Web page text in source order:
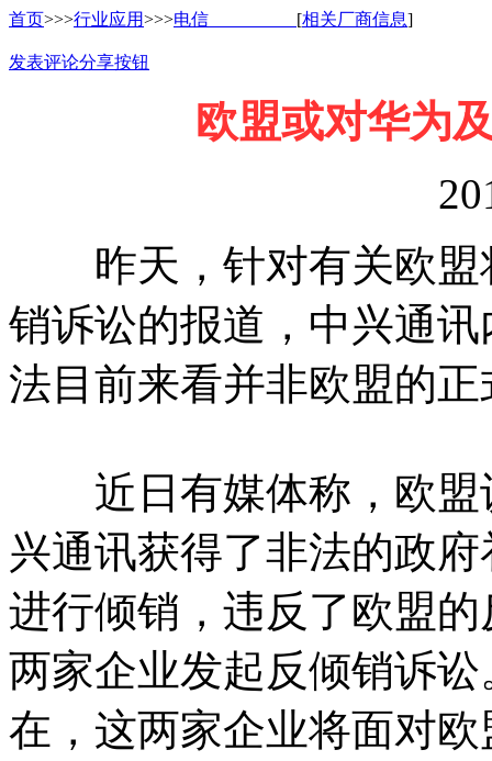
首页>>>行业应用>>>电信 [相关厂商信息]
发表评论分享按钮
欧盟或对华为
昨天，针对有关欧盟
销诉讼的报道，中兴通
法目前来看并非欧盟的
近日有媒体称，欧盟
兴通讯获得了非法的政
进行倾销，违反了欧盟
两家企业发起反倾销诉
在，这两家企业将面对